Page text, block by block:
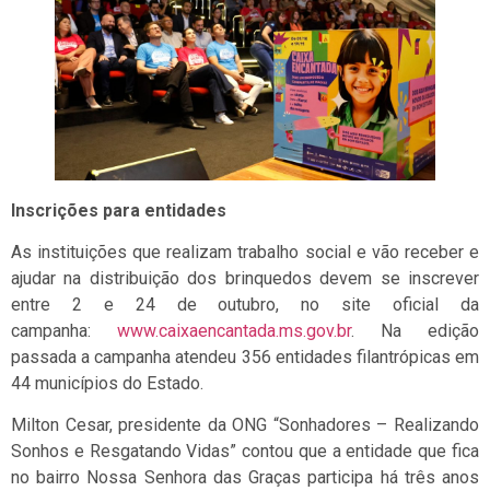
Inscrições para entidades
As instituições que realizam trabalho social e vão receber e
ajudar na distribuição dos brinquedos devem se inscrever
entre 2 e 24 de outubro, no site oficial da
campanha: www.caixaencantada.ms.gov.br. Na edição
passada a campanha atendeu 356 entidades filantrópicas em
44 municípios do Estado.
Milton Cesar, presidente da ONG “Sonhadores – Realizando
Sonhos e Resgatando Vidas” contou que a entidade que fica
no bairro Nossa Senhora das Graças participa há três anos